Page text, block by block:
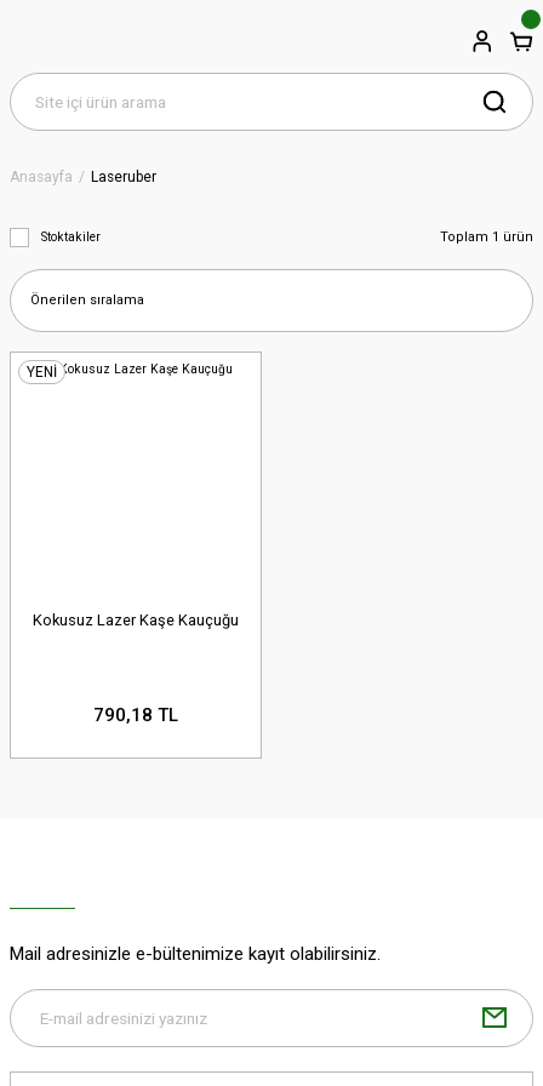
Anasayfa Laseruber
Stoktakiler Toplam 1 ürün
YENİ
Kokusuz Lazer Kaşe Kauçuğu
790,18 TL
Mail adresinizle e-bültenimize kayıt olabilirsiniz.